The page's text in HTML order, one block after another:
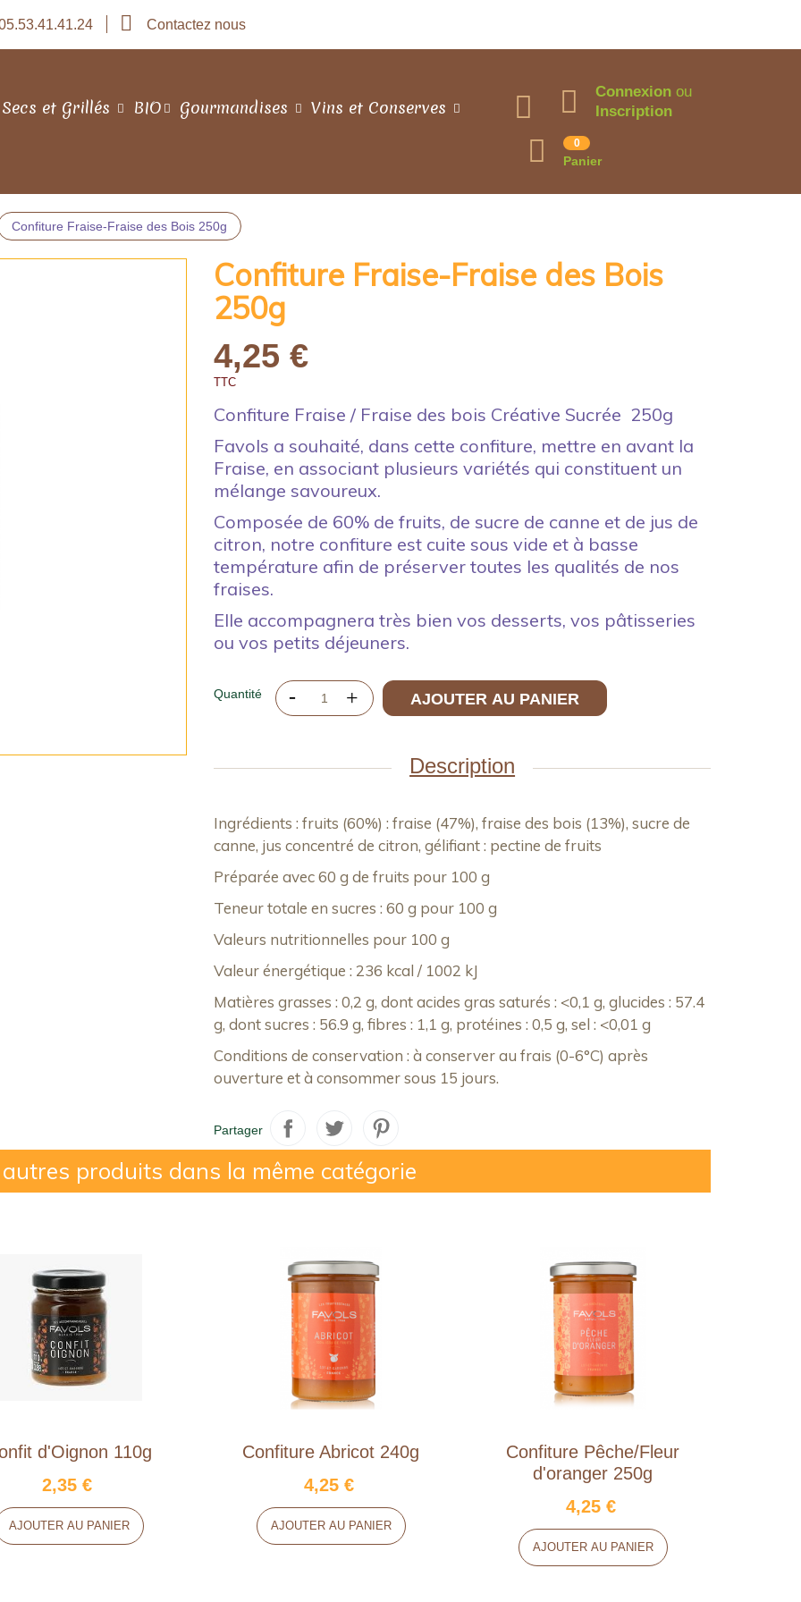
Contactez nous
Connexion ou
Inscription
0
Panier
et Grillés BIO Gourmandises Vins et Conserves
Confiture Fraise-Fraise des Bois 250g
Confiture Fraise-Fraise des Bois
250g
4,25 €
TTC
Confiture Fraise / Fraise des bois Créative Sucrée 250g
Favols a souhaité, dans cette confiture, mettre en avant la
Fraise, en associant plusieurs variétés qui constituent un
mélange savoureux.
Composée de 60% de fruits, de sucre de canne et de jus de
citron, notre confiture est cuite sous vide et à basse
température afin de préserver toutes les qualités de nos
fraises.
Elle accompagnera très bien vos desserts, vos pâtisseries
ou vos petits déjeuners.
Quantité AJOUTER AU PANIER
Description
Ingrédients : fruits (60%) : fraise (47%), fraise des bois (13%), sucre de
canne, jus concentré de citron, gélifiant : pectine de fruits
Préparée avec 60 g de fruits pour 100 g
Teneur totale en sucres : 60 g pour 100 g
Valeurs nutritionnelles pour 100 g
Valeur énergétique : 236 kcal / 1002 kJ
Matières grasses : 0,2 g, dont acides gras saturés : <0,1 g, glucides : 57.4
g, dont sucres : 56.9 g, fibres : 1,1 g, protéines : 0,5 g, sel : <0,01 g
Conditions de conservation : à conserver au frais (0-6°C) après
ouverture et à consommer sous 15 jours.
Partager
produits dans la même catégorie
d'Oignon 110g
2,35 €
AJOUTER AU PANIER
Confiture Abricot 240g
4,25 €
AJOUTER AU PANIER
Confiture Pêche/Fleur
d'oranger 250g
4,25 €
AJOUTER AU PANIER